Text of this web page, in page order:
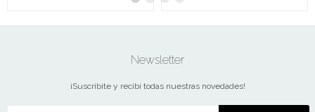
Newsletter
¡Suscribite y recibí todas nuestras novedades!